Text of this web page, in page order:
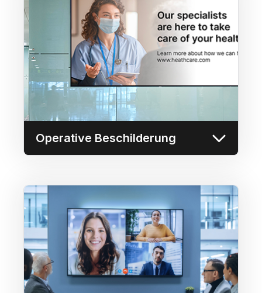
Operative Beschilderung
Operative Beschilderung
Nutzen Sie das Content Distribution Network
(CDN) von Userful, um synchronisierte
Inhalte kostengünstig über das Netzwerk an
bis zu 10.000 Displays zu senden.
Mehr erfahren
Räume für die
Zusammenarbeit
Ermöglichen Sie es jedem, Screencasts
direkt von seinem Browser aus auf einen
beliebigen Bildschirm im Konferenzraum zu
übertragen.